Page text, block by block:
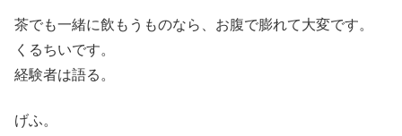
茶でも一緒に飲もうものなら、お腹で膨れて大変です。
くるちいです。
経験者は語る。
げふ。